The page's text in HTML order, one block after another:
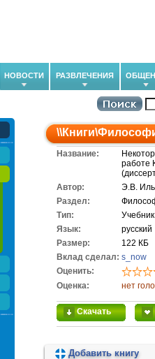
НОВОСТИ РАЗВЛЕЧЕНИЯ
\\Книги\
Название:
работе
Автор:
Э.В.
Раздел:
Тип:
Учебник
Язык:
русский
Размер:
122 КБ
Вклад сделал: s_now
Оценить:
Оценка:
нет
Скачать
Добавить книгу